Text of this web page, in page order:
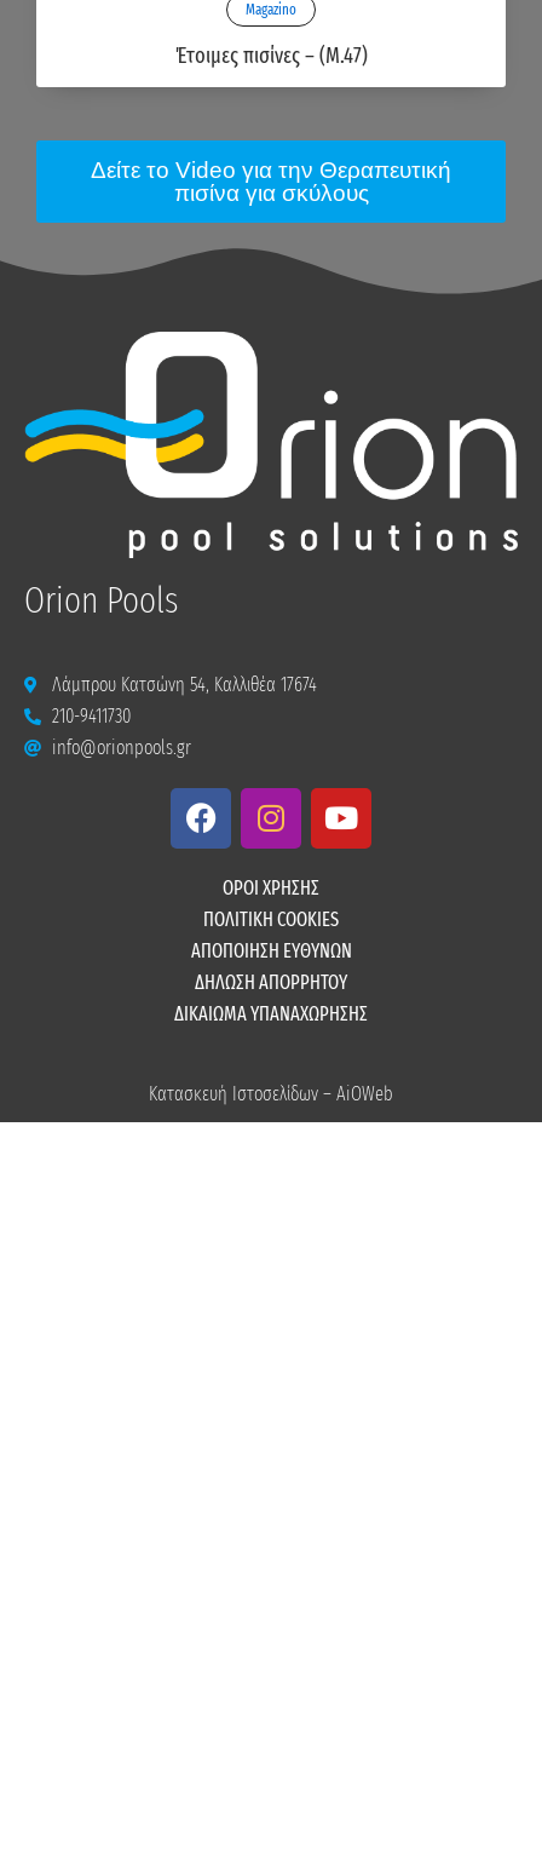
Magazino
Έτοιμες πισίνες – (M.47)
Δείτε το Video για την Θεραπευτική
πισίνα για σκύλους
Orion Pools
Λάμπρου Κατσώνη 54, Καλλιθέα 17674
210-9411730
info@orionpools.gr
F
a
b
o
o
k
I
n
t
a
g
r
a
Y
o
b
e
ΟΡΟΙ ΧΡΗΣΗΣ
ΠΟΛΙΤΙΚΗ COOKIES
ΑΠΟΠΟΙΗΣΗ ΕΥΘΥΝΩΝ
ΔΗΛΩΣΗ ΑΠΟΡΡΗΤΟΥ
ΔΙΚΑΙΩΜΑ ΥΠΑΝΑΧΩΡΗΣΗΣ
Κατασκευή Ιστοσελίδων – AiOWeb